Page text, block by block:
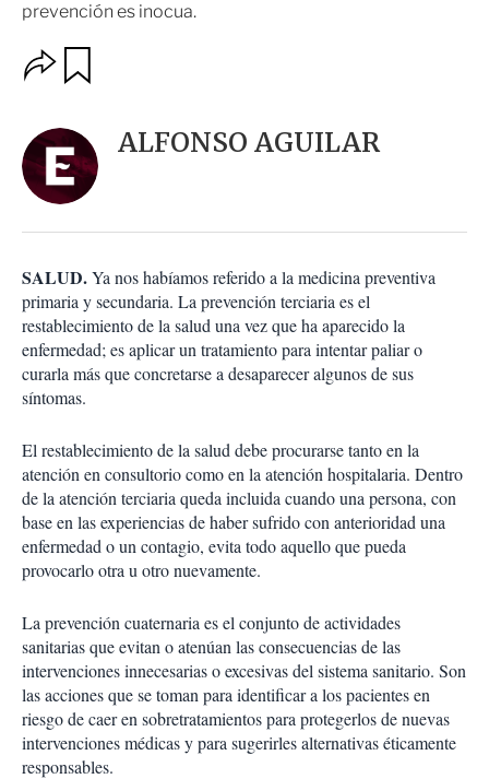
prevención es inocua.
O
p
n
e
s
o
m
p
a
r
i
a
r
ALFONSO AGUILAR
SALUD.Ya nos habíamos referido a la medicina preventiva
primaria y secundaria. La prevención terciaria es el
restablecimiento de la salud una vez que ha aparecido la
enfermedad; es aplicar un tratamiento para intentar paliar o
curarla más que concretarse a desaparecer algunos de sus
síntomas.
El restablecimiento de la salud debe procurarse tanto en la
atención en consultorio como en la atención hospitalaria. Dentro
de la atención terciaria queda incluida cuando una persona, con
base en las experiencias de haber sufrido con anterioridad una
enfermedad o un contagio, evita todo aquello que pueda
provocarlo otra u otro nuevamente.
La prevención cuaternaria es el conjunto de actividades
sanitarias que evitan o atenúan las consecuencias de las
intervenciones innecesarias o excesivas del sistema sanitario. Son
las acciones que se toman para identificar a los pacientes en
riesgo de caer en sobretratamientos para protegerlos de nuevas
intervenciones médicas y para sugerirles alternativas éticamente
responsables.